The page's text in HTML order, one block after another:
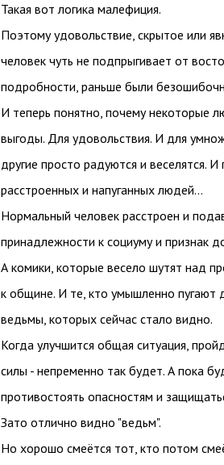
Такая вот логика малефиция.
Поэтому удовольствие, скрытое или
человек чуть не подпрыгивает от
подробности, раньше были
И теперь понятно, почему некоторые
выгоды. Для удовольствия. И для
другие просто радуются и веселятся.
расстроенных и напуганных людей…
Нормальный человек расстроен и
принадлежности к социуму и признак
А комики, которые весело шутят над
к общине. И те, кто умышленно пугают
ведьмы, которых сейчас стало видно.
Когда улучшится общая ситуация,
силы - непременно так будет. А пока
противостоять опасностям и
Зато отлично видно "ведьм".
Но хорошо смеётся тот, кто потом